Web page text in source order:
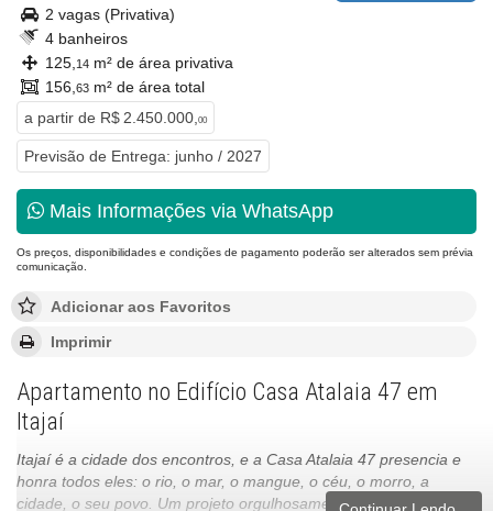
2 vagas (Privativa)
4 banheiros
125, 14 m² de área privativa
156, 63 m² de área total
a partir de R$ 2.450.000, 00
Previsão de Entrega: junho / 2027
Mais Informações via WhatsApp
Os preços, disponibilidades e condições de pagamento poderão ser alterados sem prévia
comunicação.
Adicionar aos Favoritos
Imprimir
Apartamento no Edifício Casa Atalaia 47 em
Itajaí
Itajaí é a cidade dos encontros, e a Casa Atalaia 47 presencia e
honra todos eles: o rio, o mar, o mangue, o céu, o morro, a
cidade, o seu povo. Um projeto orgulhosamente catarinense para